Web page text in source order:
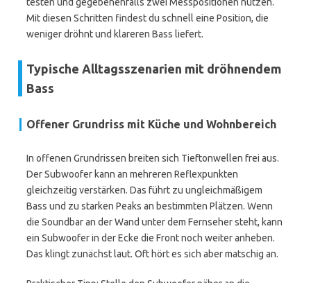
Mit diesen Schritten findest du schnell eine Position, die
weniger dröhnt und klareren Bass liefert.
Typische Alltagsszenarien mit dröhnendem
Bass
Offener Grundriss mit Küche und Wohnbereich
In offenen Grundrissen breiten sich Tieftonwellen frei aus.
Der Subwoofer kann an mehreren Reflexpunkten
gleichzeitig verstärken. Das führt zu ungleichmäßigem
Bass und zu starken Peaks an bestimmten Plätzen. Wenn
die Soundbar an der Wand unter dem Fernseher steht, kann
ein Subwoofer in der Ecke die Front noch weiter anheben.
Das klingt zunächst laut. Oft hört es sich aber matschig an.